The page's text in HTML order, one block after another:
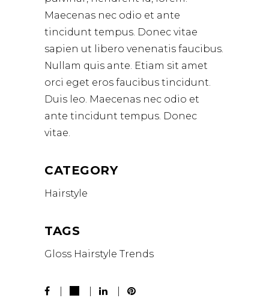
Maecenas nec odio et ante
tincidunt tempus. Donec vitae
sapien ut libero venenatis faucibus.
Nullam quis ante. Etiam sit amet
orci eget eros faucibus tincidunt.
Duis leo. Maecenas nec odio et
ante tincidunt tempus. Donec
vitae.
CATEGORY
Hairstyle
TAGS
Gloss Hairstyle Trends